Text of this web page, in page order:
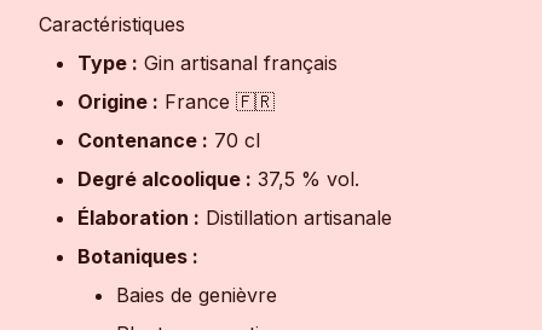
Caractéristiques
Type : Gin artisanal français
Origine : France 🇫🇷
Contenance : 70 cl
Degré alcoolique : 37,5 % vol.
Élaboration : Distillation artisanale
Botaniques :
Baies de genièvre